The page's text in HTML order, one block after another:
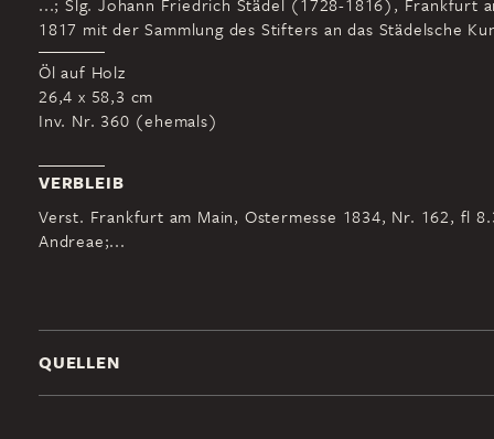
...; Slg. Johann Friedrich Städel (1728-1816), Frankfurt
1817 mit der Sammlung des Stifters an das Städelsche
Öl auf Holz
26,4 x 58,3 cm
Inv. Nr. 360 (ehemals)
VERBLEIB
Verst. Frankfurt am Main, Ostermesse 1834, Nr. 162, fl
Andreae;...
QUELLEN